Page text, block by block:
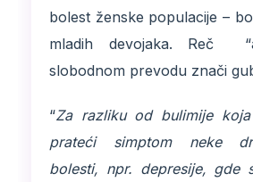
bolest ženske populacije –
mladih devojaka. Reč
slobodnom prevodu znači
“Za razliku od bulimije
prateći simptom neke
bolesti, npr. depresije, gde